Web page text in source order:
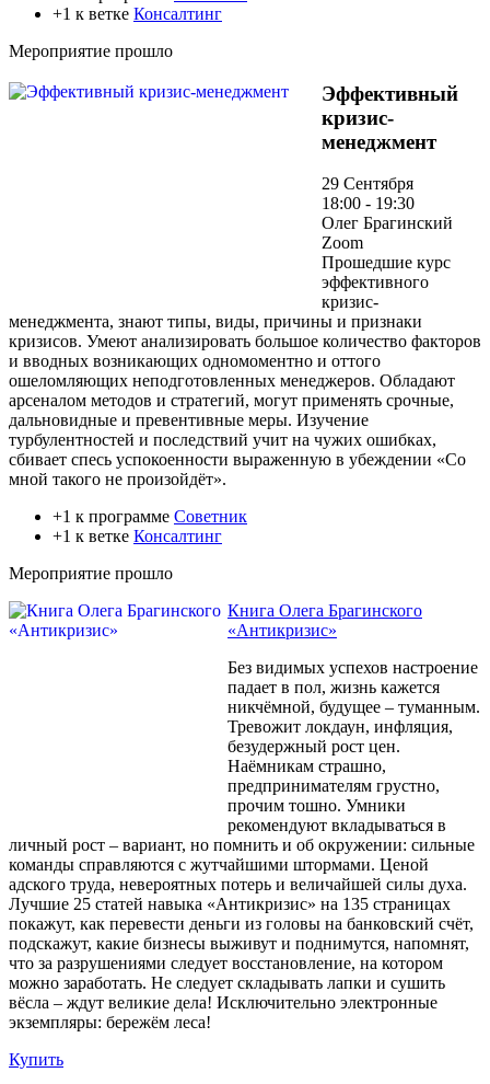
+1 к ветке Консалтинг
Мероприятие прошло
Эффективный
кризис-
менеджмент
29 Сентября
18:00 - 19:30
Олег Брагинский
Zoom
Прошедшие курс
эффективного
кризис-
менеджмента, знают типы, виды, причины и признаки
кризисов. Умеют анализировать большое количество факторов
и вводных возникающих одномоментно и оттого
ошеломляющих неподготовленных менеджеров. Обладают
арсеналом методов и стратегий, могут применять срочные,
дальновидные и превентивные меры. Изучение
турбулентностей и последствий учит на чужих ошибках,
сбивает спесь успокоенности выраженную в убеждении «Со
мной такого не произойдёт».
+1 к программе Советник
+1 к ветке Консалтинг
Мероприятие прошло
Книга Олега Брагинского
«Антикризис»
Без видимых успехов настроение
падает в пол, жизнь кажется
никчёмной, будущее – туманным.
Тревожит локдаун, инфляция,
безудержный рост цен.
Наёмникам страшно,
предпринимателям грустно,
прочим тошно. Умники
рекомендуют вкладываться в
личный рост – вариант, но помнить и об окружении: сильные
команды справляются с жутчайшими штормами. Ценой
адского труда, невероятных потерь и величайшей силы духа.
Лучшие 25 статей навыка «Антикризис» на 135 страницах
покажут, как перевести деньги из головы на банковский счёт,
подскажут, какие бизнесы выживут и поднимутся, напомнят,
что за разрушениями следует восстановление, на котором
можно заработать. Не следует складывать лапки и сушить
вёсла – ждут великие дела! Исключительно электронные
экземпляры: бережём леса!
Купить